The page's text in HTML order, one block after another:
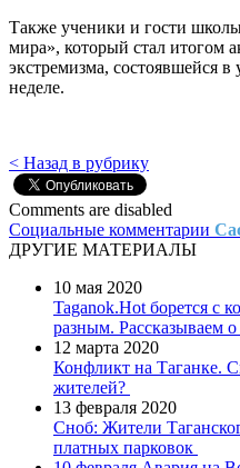
Также ученики и гости
мира», который стал итогом
экстремизма, состоявшейся
неделе.
< Назад в рубрику
Comments are disabled
Социальные комментарии
ДРУГИЕ МАТЕРИАЛЫ
10 мая 2020
Taganok.Hot борется с
разным. Рассказываем
12 марта 2020
Конфликт на Таганке.
жителей?
13 февраля 2020
Сноб: Жители
платных парковок